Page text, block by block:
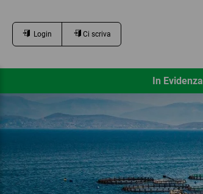
Login Ci scriva
In Evidenza